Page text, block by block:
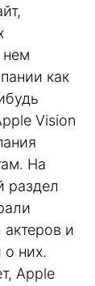
нем
как
Vision
На
раздел
и
о них.
Apple